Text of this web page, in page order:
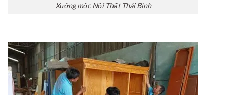
Xưởng mộc Nội Thất Thái Bình